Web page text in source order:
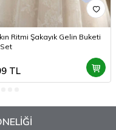
Ritmi Şakayık Gelin Buketi
TL